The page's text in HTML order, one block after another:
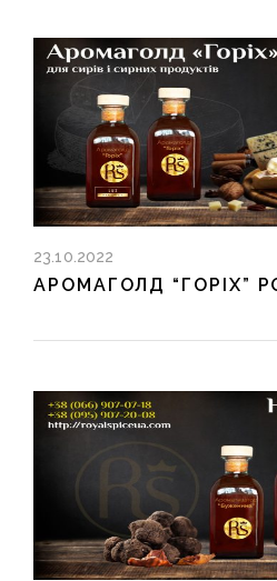
23.10.2022